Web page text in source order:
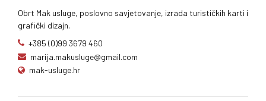
Obrt Mak usluge, poslovno savjetovanje, izrada turističkih karti i
grafički dizajn.
+385 (0)99 3679 460
marija.makusluge@gmail.com
mak-usluge.hr